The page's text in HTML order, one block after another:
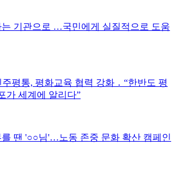
는 기관으로 …국민에게 실질적으로 도움
평통, 평화교육 협력 강화 ․ “한반도 평
가 세계에 알리다”
를 땐 '○○님'…노동 존중 문화 확산 캠페인